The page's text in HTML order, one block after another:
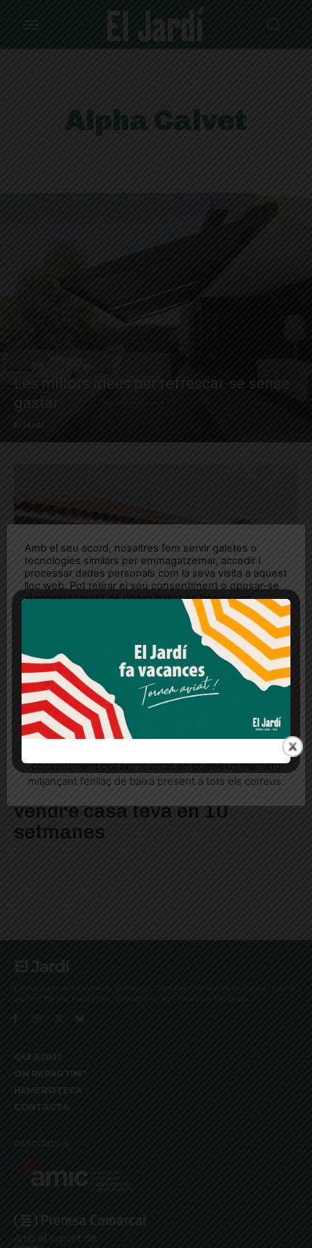
Alpha Calvet
Les millors idees per refrescar-se sense
gastar
El Jardí
Cinc principis bàsics per
vendre casa teva en 10
setmanes
El Jardí
La Bonanova, Monterols, Galvany, Turó Parc, el Farró, el Putxet, Sarrià,
les Tres Torres, Pedralbes, Vallvidrera, les Planes i el Tibidabo
QUI SOM?
ON REPARTIM?
HEMEROTECA
CONTACTA
Associats a:
Amb el suport de:
Amb el seu acord, nosaltres fem servir galetes o
tecnologies similars per emmagatzemar, accedir i
processar dades personals com la seva visita a aquest
lloc web. Pot retirar el seu consentiment o oposar-se
al processament de dades basat en interessos
legítims en qualsevol moment fent clic a "Ajustos de
cookies" o a la nostra Política de privacitat en aquest
lloc web. Si cliques "acceptar" dones el teu
Més informació Acceptar Rebutjar tot
Quan l’usuari crea un compte al Diari el Jardí, dona el
seu consentiment explícit per rebre comunicacions
consentiment pot ser revocat en qualsevol moment
mitjançant l’enllaç de baixa present a tots els correus.